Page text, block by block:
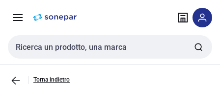
navigazione alla
Cerca input
Torna indietro